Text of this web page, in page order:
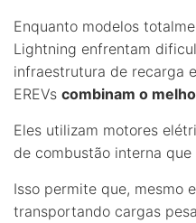
Enquanto modelos
Lightning enfrentam
infraestrutura de recarga
EREVs combinam o
Eles utilizam motores
de combustão interna
Isso permite que, mesmo
transportando cargas